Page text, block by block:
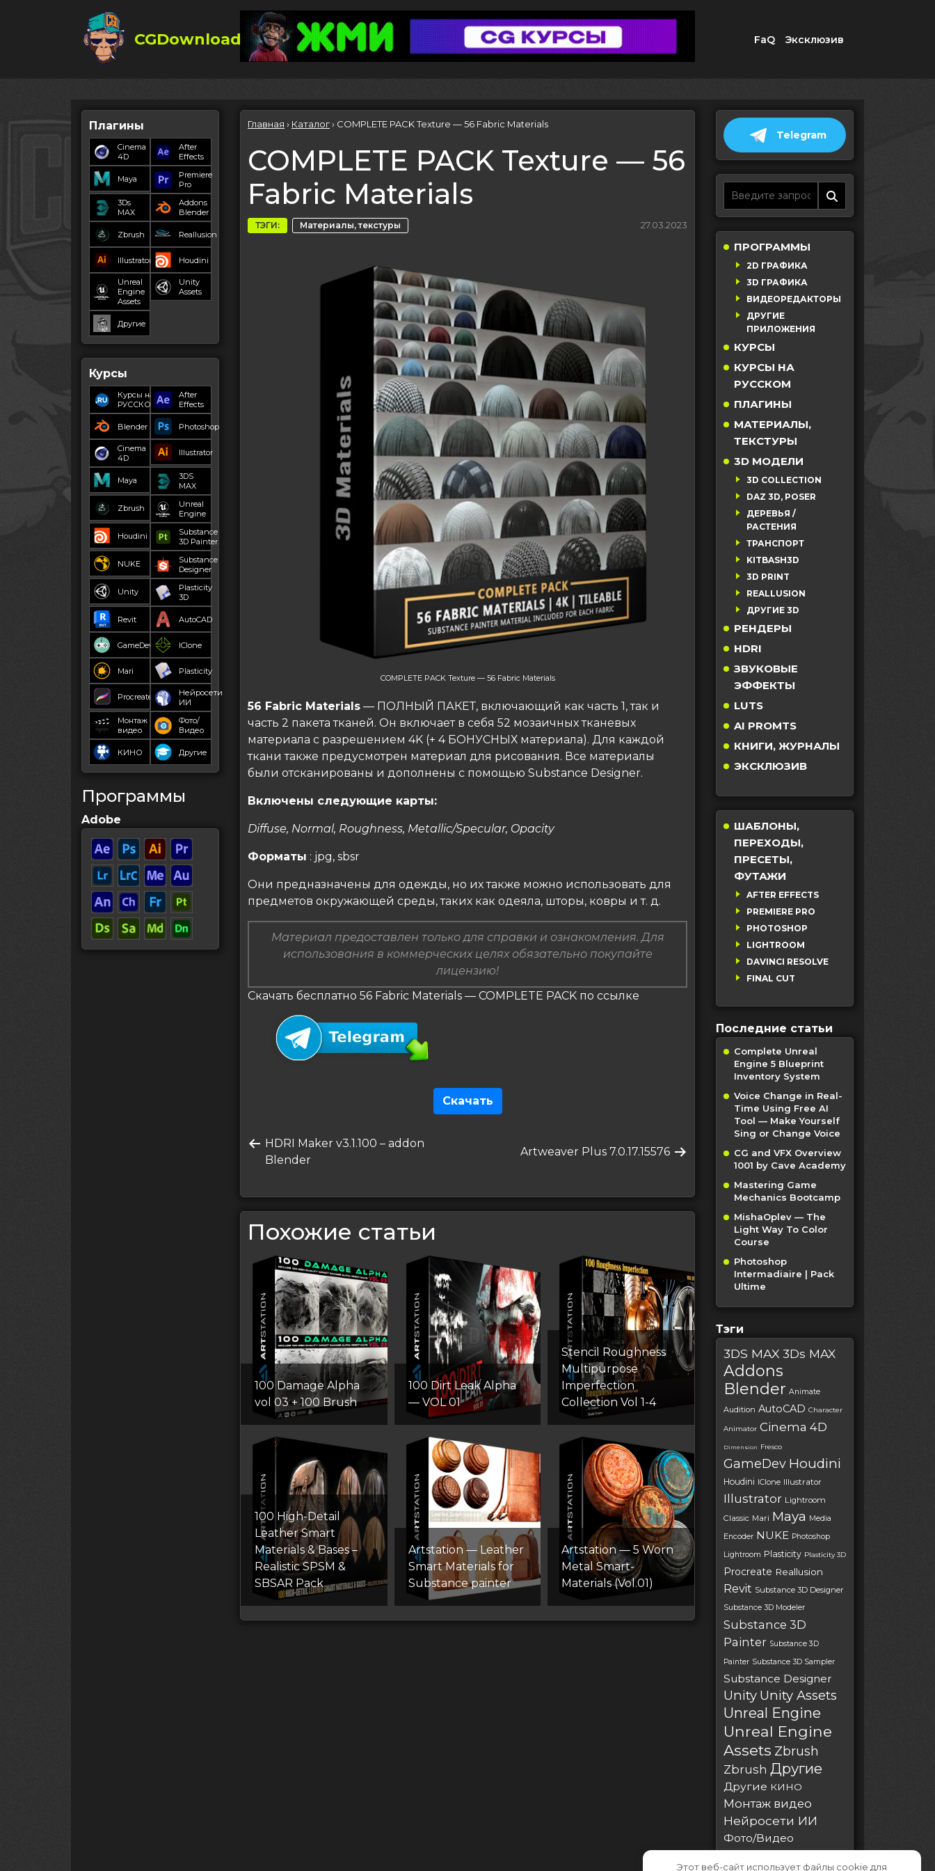
CGDownload FaQ Эксклюзив
Плагины
Cinema
4D
After
Effects
Maya
Premiere
Pro
3Ds
MAX
Addons
Blender
Zbrush Reallusion
Illustrator Houdini
Unreal
Engine
Assets
Unity
Assets
Другие
Курсы
Курсы на
РУССКОМ
After
Effects
Blender Photoshop
Cinema
4D
Illustrator
Maya
3DS
MAX
Zbrush
Unreal
Engine
Houdini
Substance
3D Painter
NUKE
Substance
Designer
Unity
Plasticity
3D
Revit AutoCAD
GameDev IClone
Mari Plasticity
Procreate
Нейросети
ИИ
Монтаж
видео
Фото/
Видео
КИНО Другие
Программы
Adobe
Главная › Каталог› COMPLETE PACK Texture — 56 Fabric Materials
COMPLETE PACK Texture — 56
Fabric Materials
ТЭГИ: Материалы, текстуры 27.03.2023
COMPLETE PACK Texture — 56 Fabric Materials
56 Fabric Materials — ПОЛНЫЙ ПАКЕТ, включающий как часть 1, так и
часть 2 пакета тканей. Он включает в себя 52 мозаичных тканевых
материала с разрешением 4K (+ 4 БОНУСНЫХ материала). Для каждой
ткани также предусмотрен материал для рисования. Все материалы
были отсканированы и дополнены с помощью Substance Designer.
Включены следующие карты:
Diffuse, Normal, Roughness, Metallic/Specular, Opacity
Форматы : jpg, sbsr
Они предназначены для одежды, но их также можно использовать для
предметов окружающей среды, таких как одеяла, шторы, ковры и т. д.
Материал предоставлен только для справки и ознакомления. Для
использования в коммерческих целях обязательно покупайте
лицензию!
Скачать бесплатно 56 Fabric Materials — COMPLETE PACK по ссылке
Скачать
поПредыдущая
запись
HDRI Maker v3.1.100 – addon
Blender
Следующая
Artweaver Plus 7.0.17.15576
Похожие статьи
100 Damage Alpha
vol 03 + 100 Brush
100 Dirt Leak Alpha
— VOL 01
Stencil Roughness
Multipurpose
Imperfection
Collection Vol 1-4
100 High-Detail
Leather Smart
Materials & Bases –
Realistic SPSM &
SBSAR Pack
Artstation — Leather
Smart Materials for
Substance painter
Artstation — 5 Worn
Metal Smart-
Materials (Vol.01)
Telegram
ПРОГРАММЫ
2D ГРАФИКА
3D ГРАФИКА
ВИДЕОРЕДАКТОРЫ
ДРУГИЕ
ПРИЛОЖЕНИЯ
КУРСЫ
КУРСЫ НА
РУССКОМ
ПЛАГИНЫ
МАТЕРИАЛЫ,
ТЕКСТУРЫ
3D МОДЕЛИ
3D COLLECTION
DAZ 3D, POSER
ДЕРЕВЬЯ /
РАСТЕНИЯ
ТРАНСПОРТ
KITBASH3D
3D PRINT
REALLUSION
ДРУГИЕ 3D
РЕНДЕРЫ
HDRI
ЗВУКОВЫЕ
ЭФФЕКТЫ
LUTS
AI PROMTS
КНИГИ, ЖУРНАЛЫ
ЭКСКЛЮЗИВ
ШАБЛОНЫ,
ПЕРЕХОДЫ,
ПРЕСЕТЫ,
ФУТАЖИ
AFTER EFFECTS
PREMIERE PRO
PHOTOSHOP
LIGHTROOM
DAVINCI RESOLVE
FINAL CUT
Последние статьи
Complete Unreal
Engine 5 Blueprint
Inventory System
Voice Change in Real-
Time Using Free AI
Tool — Make Yourself
Sing or Change Voice
CG and VFX Overview
1001 by Cave Academy
Mastering Game
Mechanics Bootcamp
MishaOplev — The
Light Way To Color
Course
Photoshop
Intermadiaire | Pack
Ultime
Тэги
3DS MAX 3Ds MAX
Addons
Blender Animate
Audition AutoCAD Character
Animator Cinema 4D
Dimension Fresco
GameDev Houdini
Houdini IClone Illustrator
Illustrator Lightroom
Classic Mari Maya
Media
Encoder NUKE Photoshop
Lightroom Plasticity Plasticity 3D
Procreate Reallusion
Revit Substance 3D Designer
Substance 3D Modeler
Substance 3D
Painter Substance 3D
Painter Substance 3D Sampler
Substance Designer
Unity Unity Assets
Unreal Engine
Unreal Engine
Assets Zbrush
Zbrush Другие
Другие КИНО
Монтаж видео
Нейросети ИИ
Фото/Видео
Этот веб-сайт использует файлы cookie для